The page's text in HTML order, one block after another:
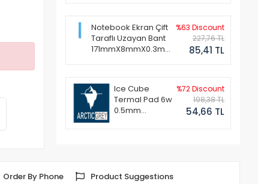
Notebook Ekran Çift
Taraflı Uzayan Bant
171mmX8mmX0.3mm
%63 Discount
227,76 TL
85,41 TL
Ice Cube
Termal Pad 6w
0.5mm
%72 Discount
198,38 TL
54,66 TL
Order By Phone Product Suggestions